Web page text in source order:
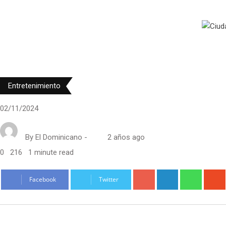
Entretenimiento
02/11/2024
By El Dominicano -
2 años ago
0
216 1 minute read
Facebook Twitter